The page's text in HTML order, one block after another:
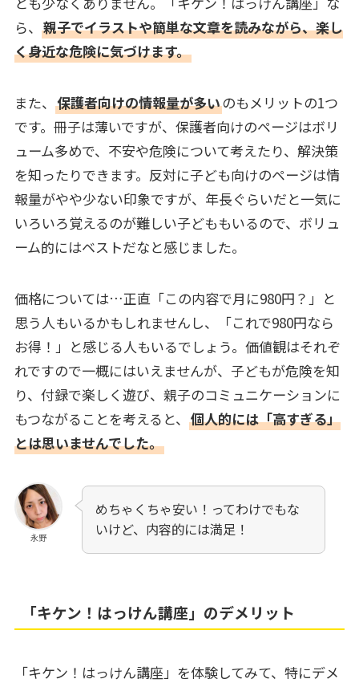
ら、 親子でイラストや簡単な文章を読みながら、楽し
く身近な危険に気づけます。
また、 保護者向けの情報量が多いのもメリットの1つ
です。冊子は薄いですが、保護者向けのページはボリ
ューム多めで、不安や危険について考えたり、解決策
を知ったりできます。反対に子ども向けのページは情
報量がやや少ない印象ですが、年長ぐらいだと一気に
いろいろ覚えるのが難しい子どももいるので、ボリュ
ーム的にはベストだなと感じました。
価格については…正直「この内容で月に980円？」と
思う人もいるかもしれませんし、「これで980円なら
お得！」と感じる人もいるでしょう。価値観はそれぞ
れですので一概にはいえませんが、子どもが危険を知
り、付録で楽しく遊び、親子のコミュニケーションに
もつながることを考えると、 個人的には「高すぎる」
とは思いませんでした。
永野
めちゃくちゃ安い！ってわけでもな
いけど、内容的には満足！
「キケン！はっけん講座」のデメリット
「キケン！はっけん講座」を体験してみて、特にデメ